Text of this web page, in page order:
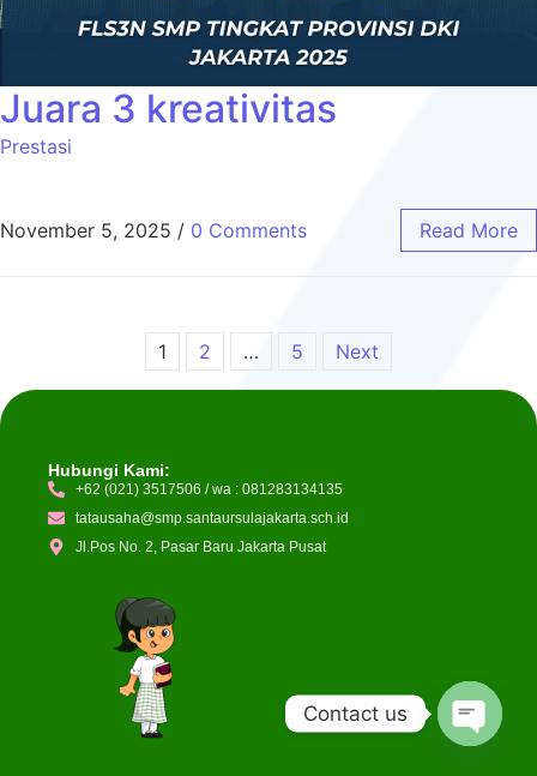
Juara 3 kreativitas
Prestasi
November 5, 2025 / 0 Comments Read More
1 2 … 5 Next
Hubungi Kami:
+62 (021) 3517506 / wa : 081283134135
tatausaha@smp.santaursulajakarta.sch.id
Jl.Pos No. 2, Pasar Baru Jakarta Pusat
Contact us